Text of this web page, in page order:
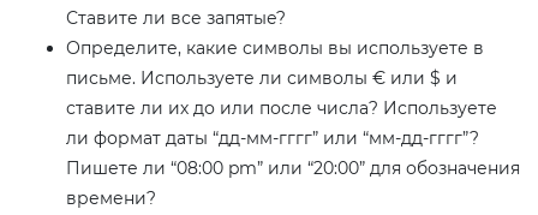
Ставите ли все запятые?
Определите, какие символы вы используете в
письме. Используете ли символы € или $ и
ставите ли их до или после числа? Используете
ли формат даты “дд-мм-гггг” или “мм-дд-гггг”?
Пишете ли “08:00 pm” или “20:00” для обозначения
времени?